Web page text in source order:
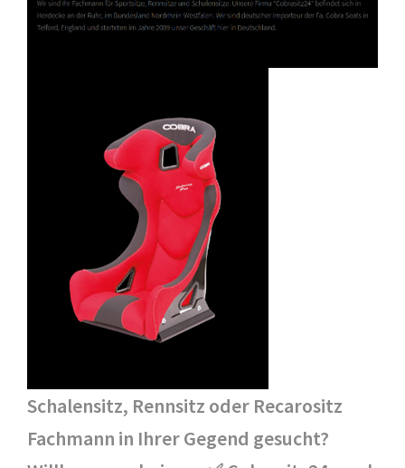
Schalensitz, Rennsitz oder Recarositz
Fachmann in Ihrer Gegend gesucht?